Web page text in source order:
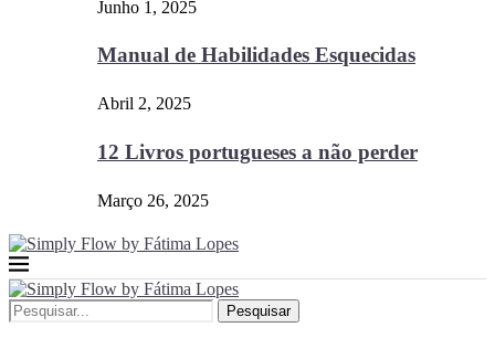
Junho 1, 2025
Manual de Habilidades Esquecidas
Abril 2, 2025
12 Livros portugueses a não perder
Março 26, 2025
Pesquisar